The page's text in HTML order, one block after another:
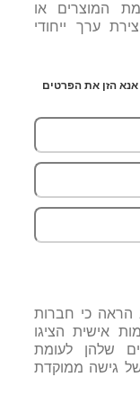
המוצרים או
ערך ייחודי
הזן את הפרטים
הראה כי חברות
אישית הציגו
שלהן לעומת
גישה ממוקדת